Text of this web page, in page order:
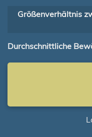
Größenverhältnis
Durchschnittliche